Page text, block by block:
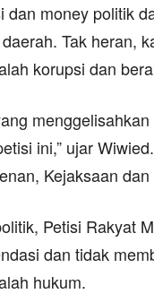
dan money politik
Tak heran,
korupsi dan
ini,” ujar
Kejaksaan
Petisi Rakyat
dan tidak
hukum.